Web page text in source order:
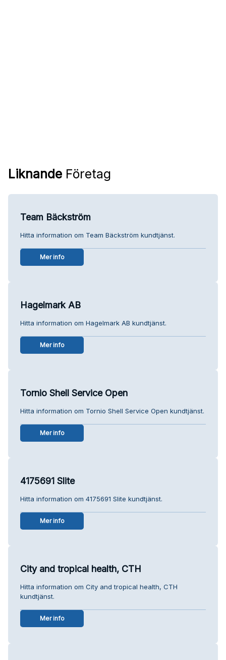
Liknande Företag
Team Bäckström
Hitta information om Team Bäckström kundtjänst.
Mer info
Hagelmark AB
Hitta information om Hagelmark AB kundtjänst.
Mer info
Tornio Shell Service Open
Hitta information om Tornio Shell Service Open kundtjänst.
Mer info
4175691 Slite
Hitta information om 4175691 Slite kundtjänst.
Mer info
City and tropical health, CTH
Hitta information om City and tropical health, CTH
kundtjänst.
Mer info